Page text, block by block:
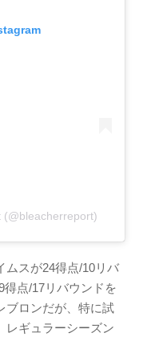
(@bleacherreport)
ムスが24得点/10リバ
点/17リバウンドを
ブロンだが、特に試
レギュラーシーズン